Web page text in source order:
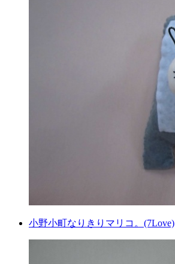
小野小町なりきりマリコ。(7Love)